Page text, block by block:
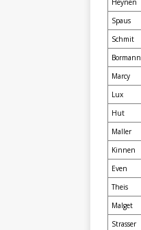
Heynen
Spaus
Schmit
Bormann
Marcy
Lux
Hut
Maller
Kinnen
Even
Theis
Malget
Strasser